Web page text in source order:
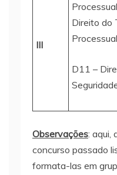
III
Direito do
D11 –
Observações: aqui,
concurso passado
formata-las em